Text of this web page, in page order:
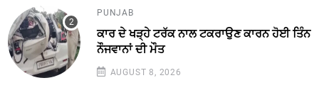
PUNJAB
ਕਾਰ ਦੇ ਖੜ੍ਹੇ ਟਰੱਕ ਨਾਲ ਟਕਰਾਉਣ ਕਾਰਨ ਹੋਈ ਤਿੰਨ
ਨੌਜਵਾਨਾਂ ਦੀ ਮੌਤ
AUGUST 8, 2026